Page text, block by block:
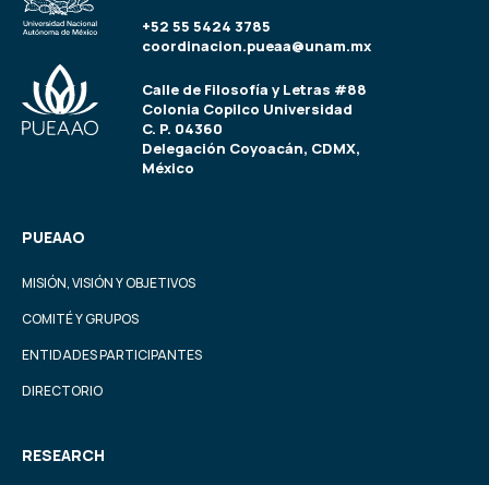
+52 55 5424 3785
coordinacion.pueaa@unam.mx
Calle de Filosofía y Letras #88
Colonia Copilco Universidad
C. P. 04360
Delegación Coyoacán, CDMX,
México
PUEAAO
MISIÓN, VISIÓN Y OBJETIVOS
COMITÉ Y GRUPOS
ENTIDADES PARTICIPANTES
DIRECTORIO
RESEARCH